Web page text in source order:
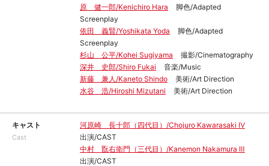
原 健一郎/Kenichiro Hara
脚色/Adapted
Screenplay
依田 義賢/Yoshikata Yoda
脚色/Adapted
Screenplay
杉山 公平/Kohei Sugiyama
撮影/Cinematography
深井 史郎/Shiro Fukai
音楽/Music
新藤 兼人/Kaneto Shindo
美術/Art Direction
水谷 浩/Hiroshi Mizutani
美術/Art Direction
キャスト
Cast
河原崎 長十郎（四代目）/Chojuro Kawarasaki Ⅳ
出演/CAST
中村 翫右衛門（三代目）/Kanemon Nakamura Ⅲ
出演/CAST